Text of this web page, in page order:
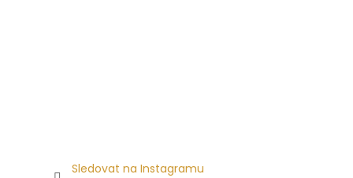
Sledovat na Instagramu